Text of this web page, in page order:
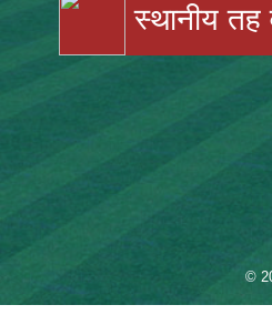
स्थानीय तह
©